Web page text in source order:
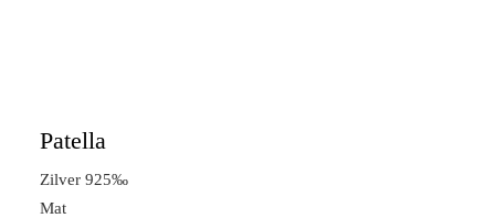
Patella
Zilver 925‰
Mat